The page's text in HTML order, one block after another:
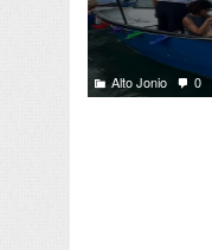
Alto Jonio 0